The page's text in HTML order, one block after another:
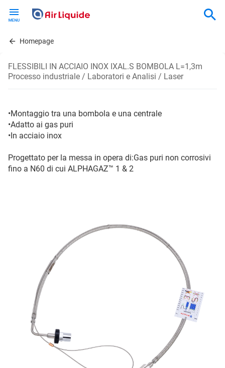
contentHomepage
FLESSIBILI IN ACCIAIO INOX IXAL.S BOMBOLA L=1,3m
Processo industriale / Laboratori e Analisi / Laser
•Montaggio tra una bombola e una centrale
•Adatto ai gas puri
•In acciaio inox
Progettato per la messa in opera di:Gas puri non corrosivi
fino a N60 di cui ALPHAGAZ™ 1 & 2